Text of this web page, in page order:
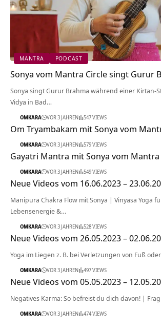
MANTRA PODCAST
Sonya vom Mantra Circle singt Gurur
Sonya singt Gurur Brahma während einer Kirtan-
Vidya in Bad…
OMKARA VOR 3 JAHREN 547 VIEWS
Om Tryambakam mit Sonya vom
OMKARA VOR 3 JAHREN 579 VIEWS
Gayatri Mantra mit Sonya vom Mantra
OMKARA VOR 3 JAHREN 549 VIEWS
Neue Videos vom 16.06.2023 –
Manipura Chakra Flow mit Sonya | Vinyasa Yoga
Lebensenergie &…
OMKARA VOR 3 JAHREN 528 VIEWS
Neue Videos vom 26.05.2023 –
Yoga im Liegen z. B. bei Verletzungen von Fuß
OMKARA VOR 3 JAHREN 497 VIEWS
Neue Videos vom 05.05.2023 –
Negatives Karma: So befreist du dich davon! |
OMKARA VOR 3 JAHREN 474 VIEWS